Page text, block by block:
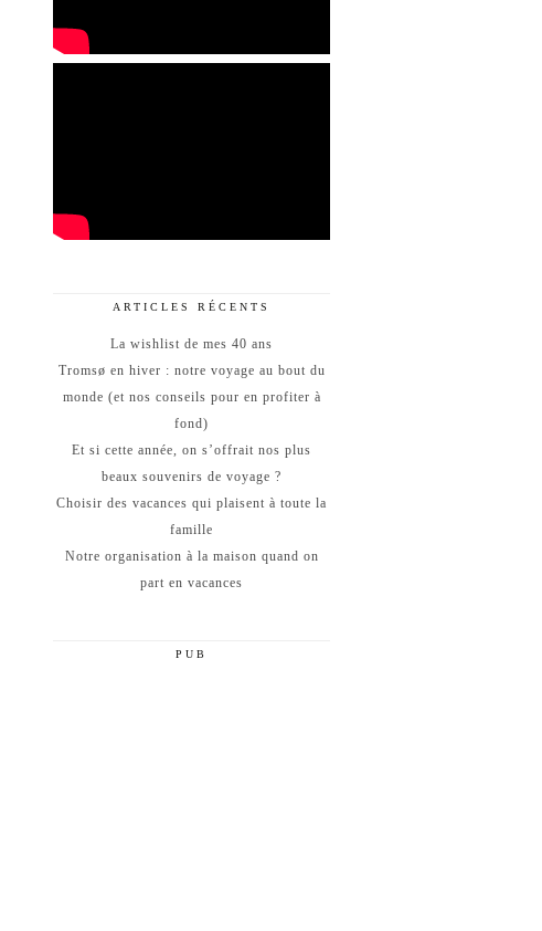
ARTICLES RÉCENTS
La wishlist de mes 40 ans
Tromsø en hiver : notre voyage au bout du
monde (et nos conseils pour en profiter à
fond)
Et si cette année, on s’offrait nos plus
beaux souvenirs de voyage ?
Choisir des vacances qui plaisent à toute la
famille
Notre organisation à la maison quand on
part en vacances
PUB